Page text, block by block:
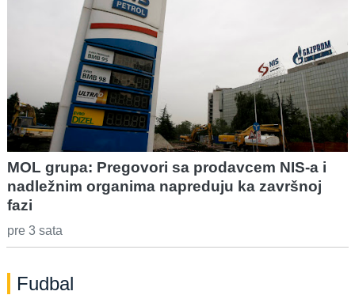
MOL grupa: Pregovori sa prodavcem NIS-a i
nadležnim organima napreduju ka završnoj
fazi
pre 3 sata
Fudbal